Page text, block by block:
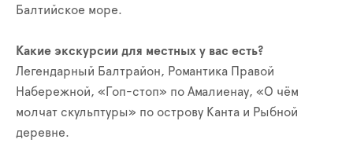
Балтийское море.
Какие экскурсии для местных у вас есть?
Легендарный Балтрайон, Романтика Правой
Набережной, «Гоп-стоп» по Амалиенау, «О чём
молчат скульптуры» по острову Канта и Рыбной
деревне.